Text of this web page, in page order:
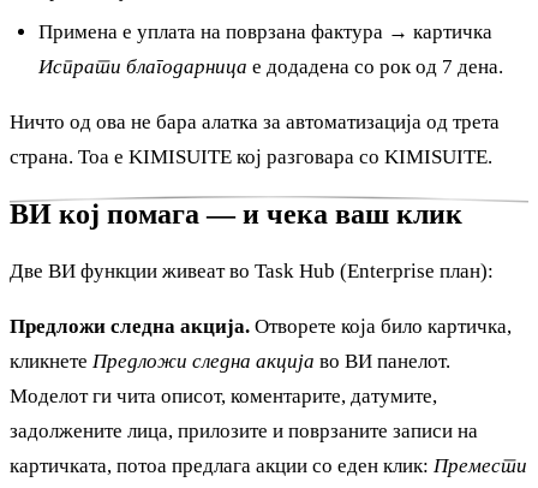
Примена е уплата на поврзана фактура → картичка
Испрати благодарница е додадена со рок од 7 дена.
Ничто од ова не бара алатка за автоматизација од трета
страна. Тоа е KIMISUITE кој разговара со KIMISUITE.
ВИ кој помага — и чека ваш клик
Две ВИ функции живеат во Task Hub (Enterprise план):
Предложи следна акција. Отворете која било картичка,
кликнете Предложи следна акција во ВИ панелот.
Моделот ги чита описот, коментарите, датумите,
задолжените лица, прилозите и поврзаните записи на
картичката, потоа предлага акции со еден клик: Премести